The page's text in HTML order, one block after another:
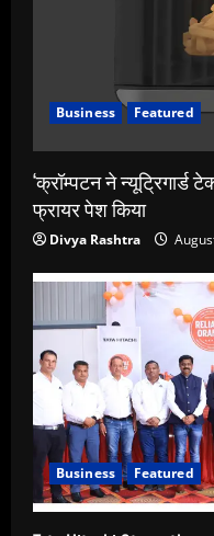
Business Featured
‘क्रॉम्पटन ने न्यूट्रिगार्ड
फ्रायर पेश किया
Divya Rashtra
Business Featured